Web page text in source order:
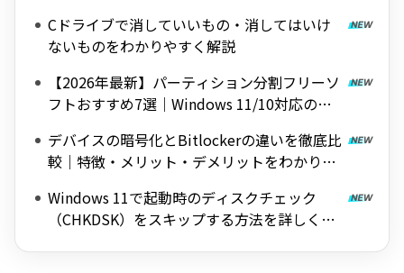
Cドライブで消していいもの・消してはいけ
ないものをわかりやすく解説
【2026年最新】パーティション分割フリーソ
フトおすすめ7選｜Windows 11/10対応の無
デバイスの暗号化とBitlockerの違いを徹底比
較｜特徴・メリット・デメリットをわかりや
Windows 11で起動時のディスクチェック
（CHKDSK）をスキップする方法を詳しく解